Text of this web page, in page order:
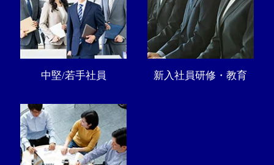
中堅/若手社員 新入社員研修・教育